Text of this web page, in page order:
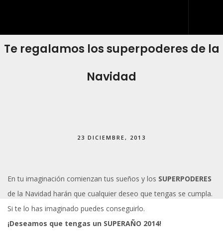
INICIO
CONTACTO
Te regalamos los superpoderes de la
Navidad
23 DICIEMBRE, 2013
En tu imaginación comienzan tus sueños y los SUPERPODERES
de la Navidad harán que cualquier deseo que tengas se cumpla.
Si te lo has imaginado puedes conseguirlo.
¡Deseamos que tengas un SUPERAÑO 2014!